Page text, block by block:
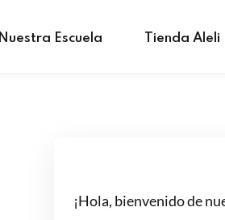
Nuestra Escuela Tienda Aleli
¡Hola, bienvenido de